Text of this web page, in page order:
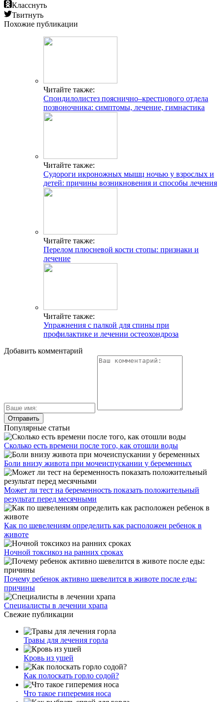
Класснуть
Твитнуть
Похожие публикации
Читайте также:
Спондилолистез пояснично–крестцового отдела
позвоночника: симптомы, лечение, гимнастика
Читайте также:
Судороги икроножных мышц ночью у взрослых и
детей: причины возникновения и способы лечения
Читайте также:
Перелом плюсневой кости стопы: признаки и
лечение
Читайте также:
Упражнения с палкой для спины при
профилактике и лечении остеохондроза
Добавить комментарий
Популярные статьи
Сколько есть времени после того, как отошли воды
Боли внизу живота при мочеиспускании у беременных
Может ли тест на беременность показать положительный
результат перед месячными
Как по шевелениям определить как расположен ребенок в
животе
Ночной токсикоз на ранних сроках
Почему ребенок активно шевелится в животе после еды:
причины
Специалисты в лечении храпа
Свежие публикации
Травы для лечения горла
Кровь из ушей
Как полоскать горло содой?
Что такое гиперемия носа